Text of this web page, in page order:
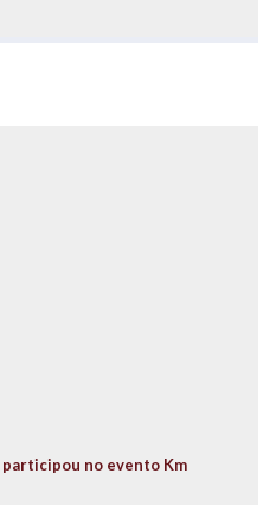
participou no evento Km